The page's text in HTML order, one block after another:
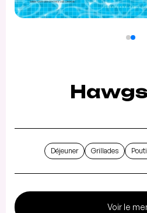
Déjeuner Grillades
Voir le